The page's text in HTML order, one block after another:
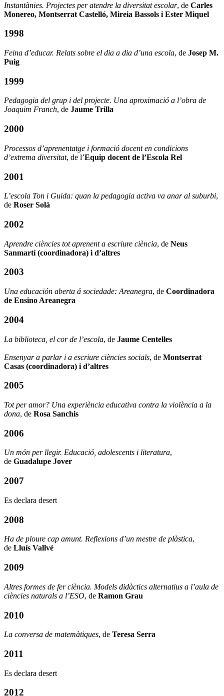
Instantànies. Projectes per atendre la diversitat escolar, de Carles
Monereo, Montserrat Castelló, Mireia Bassols i Ester Miquel
1998
Feina d’educar. Relats sobre el dia a dia d’una escola, de Josep M.
Puig
1999
Pedagogia del grup i del projecte. Una aproximació a l’obra de
Joaquim Franch, de Jaume Trilla
2000
Processos d’aprenentatge i formació docent en condicions
d’extrema diversitat, de l’Equip docent de l’Escola Rel
2001
L’escola Ton i Guida: quan la pedagogia activa va anar al suburbi,
de Roser Solà
2002
Aprendre ciències tot aprenent a escriure ciència, de Neus
Sanmartí (coordinadora) i d’altres
2003
Una educación aberta á sociedade: Areanegra, de Coordinadora
de Ensino Areanegra
2004
La biblioteca, el cor de l’escola, de Jaume Centelles
Ensenyar a parlar i a escriure ciències socials, de Montserrat
Casas (coordinadora) i d’altres
2005
Tot per amor? Una experiència educativa contra la violència a la
dona, de Rosa Sanchis
2006
Un món per llegir. Educació, adolescents i literatura,
de Guadalupe Jover
2007
Es declara desert
2008
Ha de ploure cap amunt. Reflexions d’un mestre de plàstica,
de Lluís Vallvé
2009
Altres formes de fer ciència. Models didàctics alternatius a l’aula de
ciències naturals a l’ESO, de Ramon Grau
2010
La conversa de matemàtiques, de Teresa Serra
2011
Es declara desert
2012